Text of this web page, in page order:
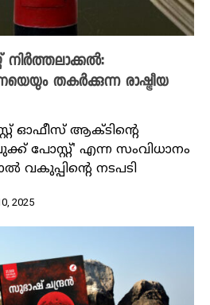
നിർത്തലാക്കൽ:
തകർക്കുന്ന രാഷ്ട്രീയ
ഓഫീസ് ആക്ടിന്റെ
പോസ്റ്റ്' എന്ന സംവിധാനം
വകുപ്പിന്റെ നടപടി
2025